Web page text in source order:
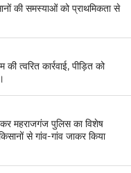
की समस्याओं को प्राथमिकता से
त्वरित कार्रवाई, पीड़ित को
महराजगंज पुलिस का विशेष
से गांव-गांव जाकर किया